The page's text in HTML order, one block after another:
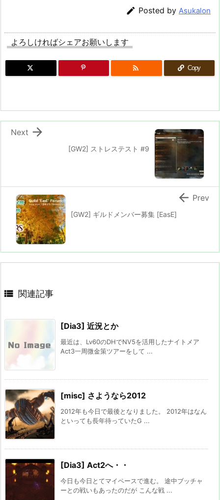
 Posted by Asukalon
よろしければシェアお願いします
 Copy
[GW2] ストレステスト #9

Next
[GW2] ギルドメンバー募集 [EasE]
 Prev
 関連記事
[Dia3] 近況とか
最近は、Lv60のDHでNV5を活用したナイトメア
Act3一周微金策ツアーをして ...
[misc] さようなら2012
2012年も今日で最後となりました。 2012年はなん
といっても長年待っていたG ...
[Dia3] Act2へ・・
今日も今日とてマイペースで進む。 途中ブッチャ
ーとの戦いもあったのだが こんな戦 ...